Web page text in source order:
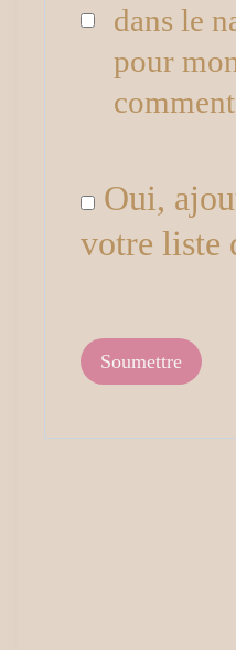
dans le
pour
Oui,
votre liste